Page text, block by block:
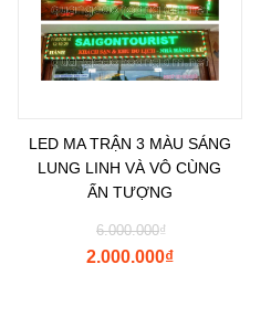
LED MA TRẬN 3 MÀU SÁNG
LUNG LINH VÀ VÔ CÙNG
ẤN TƯỢNG
₫
6.000.000
₫
2.000.000